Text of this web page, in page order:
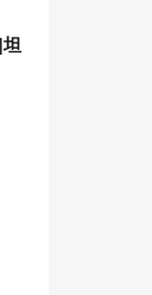
坦